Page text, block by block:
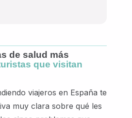
de salud más
que visitan
viajeros en España te
muy clara sobre qué les